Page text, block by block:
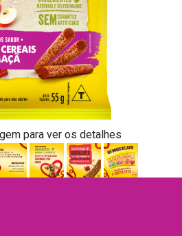
para ver os detalhes